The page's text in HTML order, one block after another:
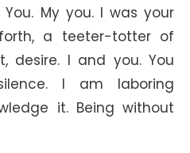
My you. I was your
a teeter-totter of
desire. I and you. You
I am laboring
it. Being without